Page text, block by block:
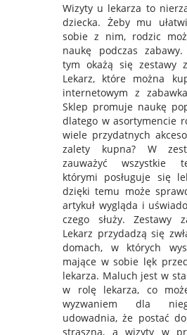
Wizyty u lekarza to
dziecka. Żeby mu
sobie z nim, rodzic
naukę podczas
tym okażą się zestawy
Lekarz, które można
internetowym z
Sklep promuje naukę
dlatego w asortymencie
wiele przydatnych
zalety kupna? W
zauważyć wszystkie
którymi posługuje się
dzięki temu może
artykuł wygląda i
czego służy. Zestawy
Lekarz przydadzą się
domach, w których
mające w sobie lęk
lekarza. Maluch jest w
w rolę lekarza, co
wyzwaniem dla
udowadnia, że postać
straszna, a wizyty w